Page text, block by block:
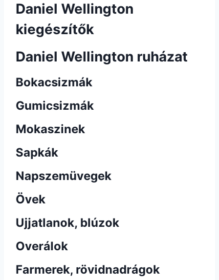
Daniel Wellington
kiegészítők
Daniel Wellington ruházat
Bokacsizmák
Gumicsizmák
Mokaszinek
Sapkák
Napszemüvegek
Övek
Ujjatlanok, blúzok
Overálok
Farmerek, rövidnadrágok